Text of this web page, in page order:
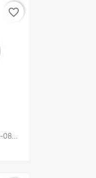
08...
favorite_border